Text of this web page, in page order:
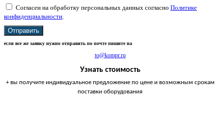
Согласен на обработку персональных данных согласно Политике
конфиденциальности.
Отправить
если все же заявку нужно отправить по почте пишите на
to@kompr.ru
Узнать стоимость
+ вы получите индивидуальное предложение по цене и возможным срокам
поставки оборудования